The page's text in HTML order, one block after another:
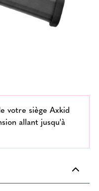
votre siège Axkid
allant jusqu'à